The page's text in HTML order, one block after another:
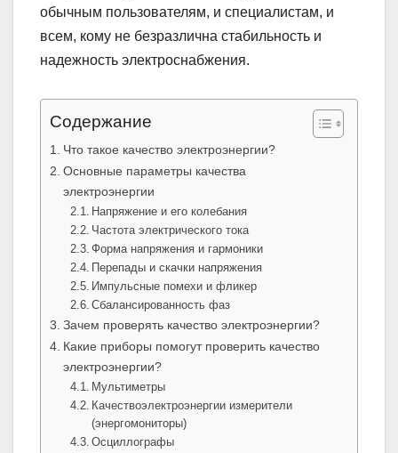
обычным пользователям, и специалистам, и
всем, кому не безразлична стабильность и
надежность электроснабжения.
Содержание
Что такое качество электроэнергии?
Основные параметры качества
электроэнергии
Напряжение и его колебания
Частота электрического тока
Форма напряжения и гармоники
Перепады и скачки напряжения
Импульсные помехи и фликер
Сбалансированность фаз
Зачем проверять качество электроэнергии?
Какие приборы помогут проверить качество
электроэнергии?
Мультиметры
Качествоэлектроэнергии измерители
(энергомониторы)
Осциллографы